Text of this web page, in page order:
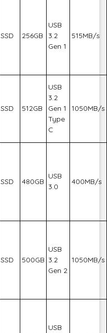
SSD 256GB
USB
3.2
Gen 1
515MB/s
SSD 512GB
USB
3.2
Gen 1
Type
C
1050MB/s
SSD 480GB
USB
3.0
400MB/s
SSD 500GB
USB
3.2
Gen 2
1050MB/s
USB